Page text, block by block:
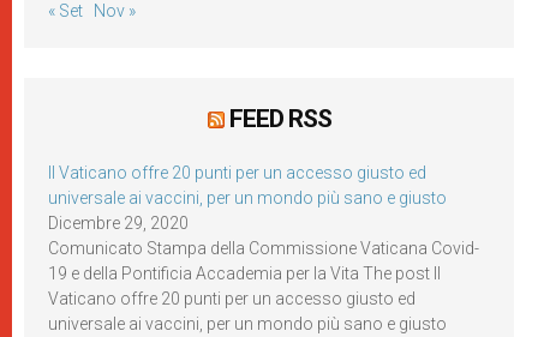
« Set Nov »
FEED RSS
Il Vaticano offre 20 punti per un accesso giusto ed
universale ai vaccini, per un mondo più sano e giusto
Dicembre 29, 2020
Comunicato Stampa della Commissione Vaticana Covid-
19 e della Pontificia Accademia per la Vita The post Il
Vaticano offre 20 punti per un accesso giusto ed
universale ai vaccini, per un mondo più sano e giusto